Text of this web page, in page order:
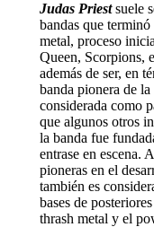
Judas Priestsuele
bandas que
metal, proceso
Queen, Scorpions,
además de ser, en
banda pionera de
considerada como
que algunos otros
la banda fue
entrase en escena.
pioneras en el
también es
bases de
thrash metal y el